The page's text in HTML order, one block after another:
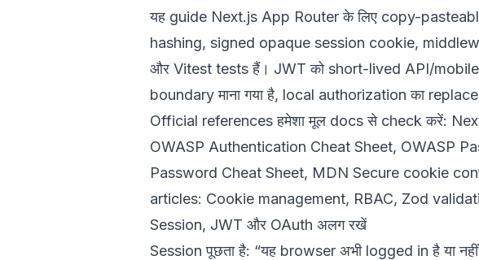
यह guide Next.js App Router के लिए copy-
hashing, signed opaque session cookie,
और Vitest tests हैं। JWT को short-lived API/mobile
boundary माना गया है, local authorization का
Official references हमेशा मूल docs से check करें:
OWASP Authentication Cheat Sheet, OWASP
Password Cheat Sheet, MDN Secure cookie
articles: Cookie management, RBAC, Zod
Session, JWT और OAuth अलग रखें
Session पूछता है: “यह browser अभी logged in है या